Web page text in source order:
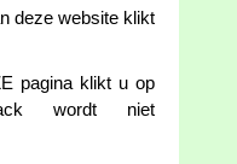
deze website klikt
pagina klikt u op
wordt niet